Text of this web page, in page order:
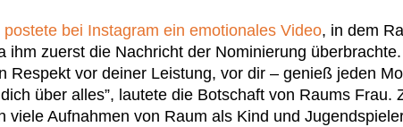
postete bei Instagram ein emotionales Video, in dem
ihm zuerst die Nachricht der Nominierung überbrachte.
Respekt vor deiner Leistung, vor dir – genieß jeden
über alles”, lautete die Botschaft von Raums Frau.
viele Aufnahmen von Raum als Kind und